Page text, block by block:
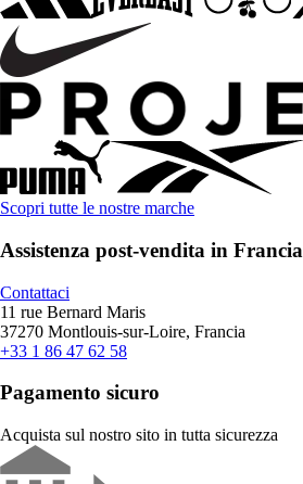
Scopri tutte le nostre marche
Assistenza post-vendita in Francia
Contattaci
11 rue Bernard Maris
37270 Montlouis-sur-Loire, Francia
+33 1 86 47 62 58
Pagamento sicuro
Acquista sul nostro sito in tutta sicurezza